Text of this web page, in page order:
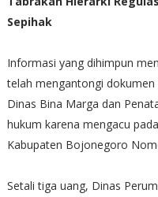
Sepihak
Informasi yang dihimpun
telah mengantongi
Dinas Bina Marga dan
hukum karena mengacu
Kabupaten Bojonegoro
Setali tiga uang, Dinas